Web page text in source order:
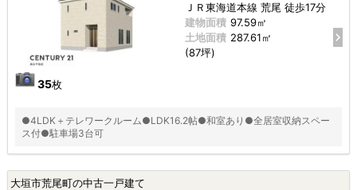
35枚
ＪＲ東海道本線 荒尾 徒歩17分
建物面積 97.59㎡
土地面積 287.61㎡
(87坪)
●4LDK＋テレワークルーム●LDK16.2帖●和室あり●全居室収納スペー
ス付●駐車場3台可
大垣市荒尾町の中古一戸建て